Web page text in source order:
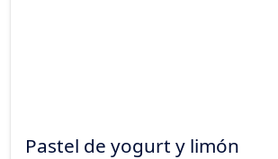
Pastel de yogurt y limón